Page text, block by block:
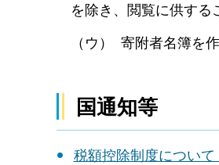
を除き、閲覧に供する
（ウ） 寄附者名簿を
国通知等
税額控除制度について